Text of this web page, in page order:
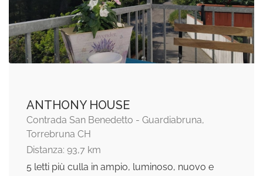
ANTHONY HOUSE
Contrada San Benedetto - Guardiabruna,
Torrebruna CH
Distanza: 93,7 km
5 letti più culla in ampio, luminoso, nuovo e